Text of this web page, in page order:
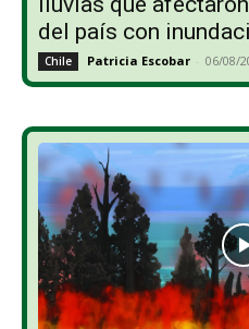
del país con
Chile Patricia Escobar - 06/08/